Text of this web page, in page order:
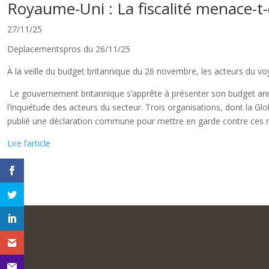
Royaume-Uni : La fiscalité menace-
27/11/25
Deplacementspros du 26/11/25
À la veille du budget britannique du 26 novembre, les acteurs du
Le gouvernement britannique s’apprête à présenter son budget
l’inquiétude des acteurs du secteur. Trois organisations, dont la
publié une déclaration commune pour mettre en garde contre ces
Lire l’article